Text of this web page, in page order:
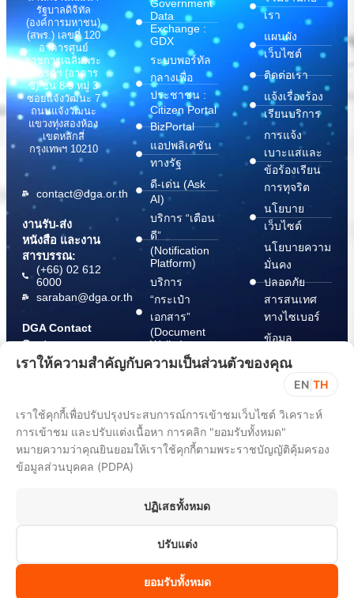
รัฐบาลดิจิทัล
(องค์การมหาชน)
(สพร.) เลขที่ 120
อาคารศูนย์
ราชการเฉลิมพระ
เกียรติฯ (อาคาร
ซี) ชั้น 8-9 หมู่ 3
ซอยแจ้งวัฒนะ 7
ถนนแจ้งวัฒนะ
แขวงทุ่งสองห้อง
เขตหลักสี่
กรุงเทพฯ 10210
contact@dga.or.th
งานรับ-ส่ง
หนังสือ และงาน
สารบรรณ:
(+66) 02 612
6000
saraban@dga.or.th
DGA Contact
Center:
(+66) 02 612
6060
Government
Data
Exchange :
GDX
ระบบพอร์ทัล
กลางเพื่อ
ประชาชน :
Citizen Portal
BizPortal
แอปพลิเคชัน
ทางรัฐ
ดี-เด่น (Ask
AI)
บริการ “เตือน
ดี”
(Notification
Platform)
บริการ
“กระเป๋า
เอกสาร”
(Document
Wallet)
เรา
แผนผัง
เว็บไซต์
ติดต่อเรา
แจ้งเรื่องร้อง
เรียนบริการ
การแจ้ง
เบาะแสและ
ข้อร้องเรียน
การทุจริต
นโยบาย
เว็บไซต์
นโยบายความ
มั่นคง
ปลอดภัย
สารสนเทศ
ทางไซเบอร์
ข้อมูล
ปฏิบัติตาม
พ.ร.บ. การ
ปฏิบัติราชการ
ทาง
อิเล็กทรอนิกส์
พ.ศ. 2565
All rights reserved 2025. Digital Government Development Agency
เราให้ความสำคัญกับความเป็นส่วนตัวของคุณ
EN TH
เราใช้คุกกี้เพื่อปรับปรุงประสบการณ์การเข้าชมเว็บไซต์ วิเคราะห์
การเข้าชม และปรับแต่งเนื้อหา การคลิก "ยอมรับทั้งหมด"
หมายความว่าคุณยินยอมให้เราใช้คุกกี้ตามพระราชบัญญัติคุ้มครอง
ข้อมูลส่วนบุคคล (PDPA)
ปฏิเสธทั้งหมด
ปรับแต่ง
ยอมรับทั้งหมด